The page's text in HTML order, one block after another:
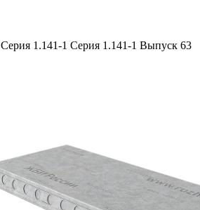
Серия 1.141-1 Серия 1.141-1 Выпуск 63